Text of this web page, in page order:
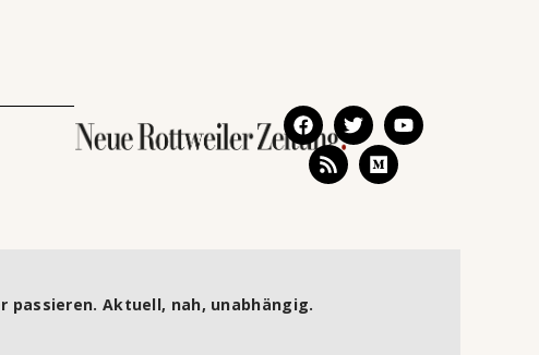
passieren. Aktuell, nah, unabhängig.